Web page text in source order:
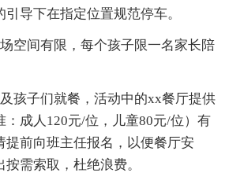
导下在指定位置规范停车。
间有限，每个孩子限一名家长陪
子们就餐，活动中的xx餐厅提供
：成人120元/位，儿童80元/位）有
提前向班主任报名，以便餐厅安
需索取，杜绝浪费。